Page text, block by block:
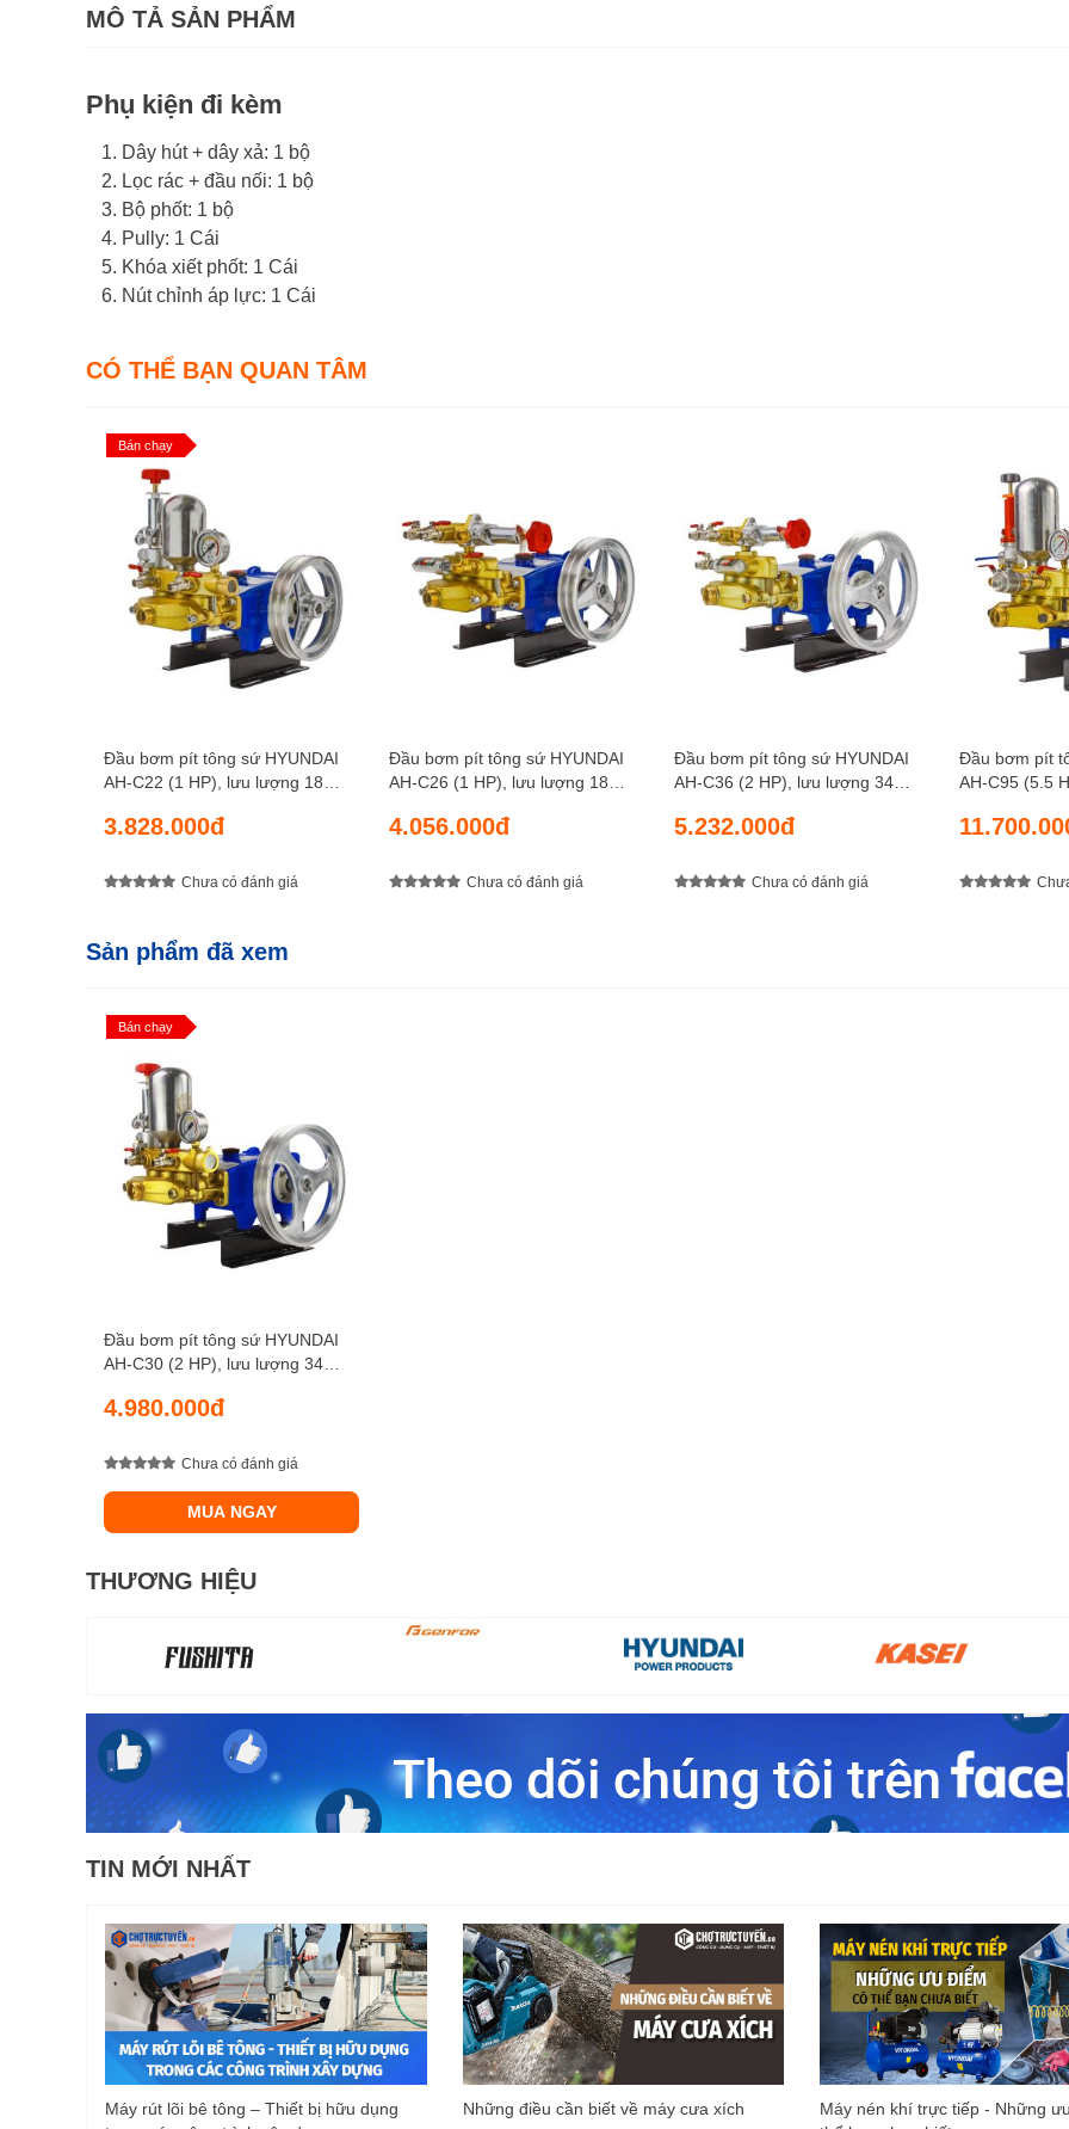
MÔ TẢ SẢN PHẨM
Phụ kiện đi kèm
Dây hút + dây xả: 1 bộ
Lọc rác + đầu nối: 1 bộ
Bộ phốt: 1 bộ
Pully: 1 Cái
Khóa xiết phốt: 1 Cái
Nút chỉnh áp lực: 1 Cái
CÓ THỂ BẠN QUAN TÂM
Bán chạy
Đầu bơm pít tông sứ HYUNDAI
AH-C22 (1 HP), lưu lượng 18
3.828.000đ
Chưa có đánh giá
Đầu bơm pít tông sứ HYUNDAI
AH-C26 (1 HP), lưu lượng 18
4.056.000đ
Chưa có đánh giá
Đầu bơm pít tông sứ HYUNDAI
AH-C36 (2 HP), lưu lượng 34
5.232.000đ
Chưa có đánh giá
Đầu bơm pít
AH-C95 (5.5 HP), lưu
Sản phẩm đã xem
Bán chạy
Đầu bơm pít tông sứ HYUNDAI
AH-C30 (2 HP), lưu lượng 34
4.980.000đ
Chưa có đánh giá
MUA NGAY
THƯƠNG HIỆU
TIN MỚI NHẤT
Máy rút lõi bê tông – Thiết bị hữu dụng
Những điều cần biết về máy cưa xích
Máy nén khí trực tiếp - Những